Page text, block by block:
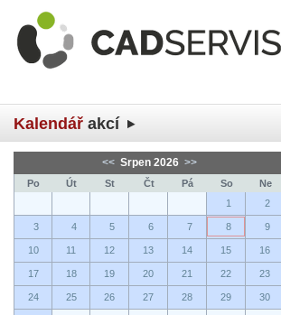
Kalendář akcí
<< Srpen 2026 >>
Po Út St Čt Pá So
Ne
1
2
3 4 5 6 7 8 9
10 11 12 13 14 15 16
17 18 19 20 21 22 23
24 25 26 27 28 29 30